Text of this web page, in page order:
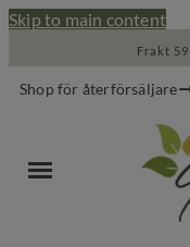
Skip to main content
Frakt
Shop för återförsäljare